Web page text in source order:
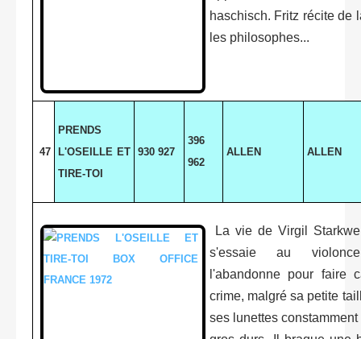
haschisch. Fritz récite de
les philosophes...
47
PRENDS
L'OSEILLE ET
TIRE-TOI
930 927
396
962
ALLEN ALLEN
La vie de Virgil
s'essaie au
l'abandonne pour faire
crime, malgré sa petite
ses lunettes